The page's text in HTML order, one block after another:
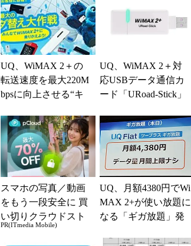
UQ、WiMAX 2＋の
転送速度を最大220M
bpsに向上させる“キ
ョン”を来春に...
UQ、WiMAX 2＋対
応USBデータ通信カ
ード「URoad-Stick」
スマホの写真／動画
をもう一段安全に 買
い切りクラウドスト
レージ
PR(ITmedia Mobile)
UQ、月額4380円でWi
MAX 2+が使い放題に
なる「ギガ放題」発